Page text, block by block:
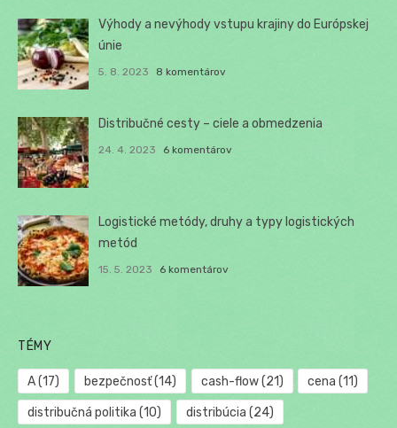
Výhody a nevýhody vstupu krajiny do Európskej
únie
5. 8. 2023 8 komentárov
Distribučné cesty – ciele a obmedzenia
24. 4. 2023 6 komentárov
Logistické metódy, druhy a typy logistických
metód
15. 5. 2023 6 komentárov
TÉMY
A(17) bezpečnosť(14) cash-flow(21) cena (11)
distribučná politika (10) distribúcia (24)